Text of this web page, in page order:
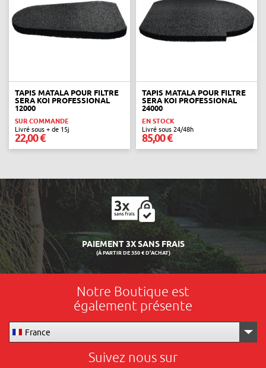
TAPIS MATALA POUR FILTRE
SERA KOI PROFESSIONAL
12000
SUR COMMANDE
Livré sous + de 15j
22,00 €
TAPIS MATALA POUR FILTRE
SERA KOI PROFESSIONAL
24000
EN STOCK
Livré sous 24/48h
85,00 €
PAIEMENT 3X SANS FRAIS
(À PARTIR DE 350 € D'ACHAT)
Notre Boutique est
également présente
France
Suivez nous sur